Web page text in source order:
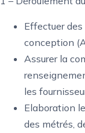
Effectuer
conception
Assurer la
les
Elaboration
des métrés,